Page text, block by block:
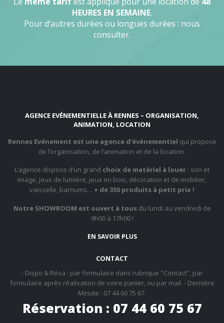
HEURES EN SEMAINE.
Pour d’autres durées ou longues durées : nous
consulter.
AGENCE EVÉNEMENTIELLE À RENNES – ORGANISATION,
ANIMATION, LOCATION
Rennes Evénement est une agence d’événementiel qui propose
de l’organisation, de l’animation et de la location.
L’agence dispose d’un grand choix de matériel à louer : son et
image, jeux de lumière, jeux en bois, décoration et de mobilier,
vaisselle, barnums… + de 350 produits à petit prix !
Notre SHOWROOM est ouvert à tousdu lundi au vendredi de
9h00 à 17h00 !
EN SAVOIR PLUS
CONTACT
- Dispo & Résa : par formulaire dans rubrique "Contact", par
formulaire après réalisation de votre panier, ou par mail. - Dernière
Minute : 07 44 60 75 67.
Réservation : 07 44 60 75 67